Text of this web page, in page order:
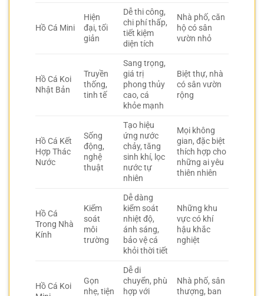
Hồ Cá Mini
Hiện
đại, tối
giản
Dễ thi công,
chi phí thấp,
tiết kiệm
diện tích
Nhà phố, căn
hộ có sân
vườn nhỏ
Hồ Cá Koi
Nhật Bản
Truyền
thống,
tinh tế
Sang trọng,
giá trị
phong thủy
cao, cá
khỏe mạnh
Biệt thự, nhà
có sân vườn
rộng
Hồ Cá Kết
Hợp Thác
Nước
Sống
động,
nghệ
thuật
Tạo hiệu
ứng nước
chảy, tăng
sinh khí, lọc
nước tự
nhiên
Mọi không
gian, đặc biệt
thích hợp cho
những ai yêu
thiên nhiên
Hồ Cá
Trong Nhà
Kính
Kiểm
soát
môi
trường
Dễ dàng
kiểm soát
nhiệt độ,
ánh sáng,
bảo vệ cá
khỏi thời tiết
Những khu
vực có khí
hậu khắc
nghiệt
Hồ Cá Koi
Gọn
nhẹ, tiện
Dễ di
chuyển, phù
hợp với
Nhà phố, sân
thượng, ban